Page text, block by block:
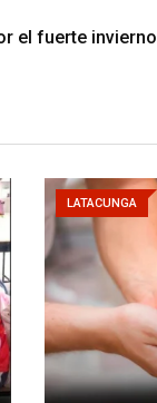
el fuerte invierno
LATACUNGA